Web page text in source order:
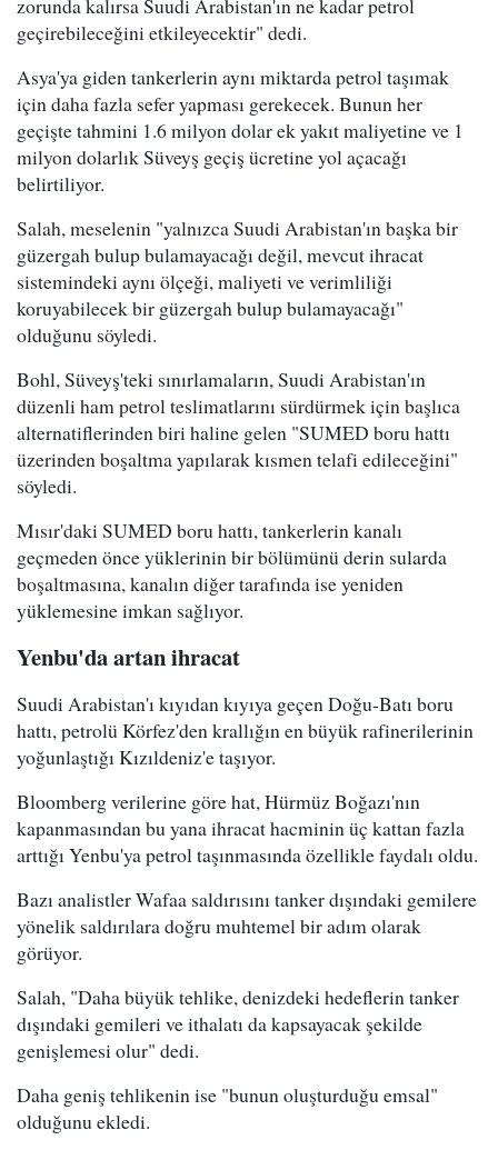
geçirebileceğini etkileyecektir" dedi.
Asya'ya giden tankerlerin aynı miktarda petrol taşımak
için daha fazla sefer yapması gerekecek. Bunun her
geçişte tahmini 1.6 milyon dolar ek yakıt maliyetine ve 1
milyon dolarlık Süveyş geçiş ücretine yol açacağı
belirtiliyor.
Salah, meselenin "yalnızca Suudi Arabistan'ın başka bir
güzergah bulup bulamayacağı değil, mevcut ihracat
sistemindeki aynı ölçeği, maliyeti ve verimliliği
koruyabilecek bir güzergah bulup bulamayacağı"
olduğunu söyledi.
Bohl, Süveyş'teki sınırlamaların, Suudi Arabistan'ın
düzenli ham petrol teslimatlarını sürdürmek için başlıca
alternatiflerinden biri haline gelen "SUMED boru hattı
üzerinden boşaltma yapılarak kısmen telafi edileceğini"
söyledi.
Mısır'daki SUMED boru hattı, tankerlerin kanalı
geçmeden önce yüklerinin bir bölümünü derin sularda
boşaltmasına, kanalın diğer tarafında ise yeniden
yüklemesine imkan sağlıyor.
Yenbu'da artan ihracat
Suudi Arabistan'ı kıyıdan kıyıya geçen Doğu-Batı boru
hattı, petrolü Körfez'den krallığın en büyük rafinerilerinin
yoğunlaştığı Kızıldeniz'e taşıyor.
Bloomberg verilerine göre hat, Hürmüz Boğazı'nın
kapanmasından bu yana ihracat hacminin üç kattan fazla
arttığı Yenbu'ya petrol taşınmasında özellikle faydalı oldu.
Bazı analistler Wafaa saldırısını tanker dışındaki gemilere
yönelik saldırılara doğru muhtemel bir adım olarak
görüyor.
Salah, "Daha büyük tehlike, denizdeki hedeflerin tanker
dışındaki gemileri ve ithalatı da kapsayacak şekilde
genişlemesi olur" dedi.
Daha geniş tehlikenin ise "bunun oluşturduğu emsal"
olduğunu ekledi.